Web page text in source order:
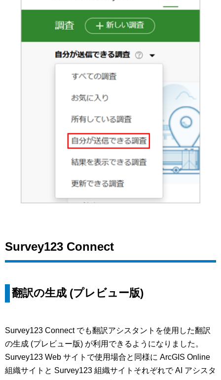
Survey123 Connect
翻訳の生成 (プレビュー版)
Survey123 Connect でも翻訳アシスタントを使用した翻訳
の生成 (プレビュー版) が利用できるようになりました。
Survey123 Web サイトで使用場合と同様に ArcGIS Online
組織サイトと Survey123 組織サイトそれぞれで AI アシスタ